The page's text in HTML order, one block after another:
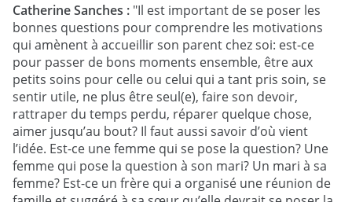
Catherine Sanches : "Il est important de se poser les
bonnes questions pour comprendre les motivations
qui amènent à accueillir son parent chez soi: est-ce
pour passer de bons moments ensemble, être aux
petits soins pour celle ou celui qui a tant pris soin, se
sentir utile, ne plus être seul(e), faire son devoir,
rattraper du temps perdu, réparer quelque chose,
aimer jusqu’au bout? Il faut aussi savoir d’où vient
l’idée. Est-ce une femme qui se pose la question? Une
femme qui pose la question à son mari? Un mari à sa
femme? Est-ce un frère qui a organisé une réunion de